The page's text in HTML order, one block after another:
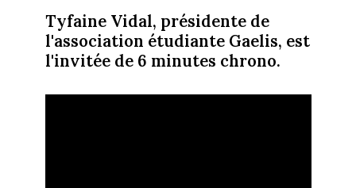
Tyfaine Vidal, présidente de
l'association étudiante Gaelis, est
l'invitée de 6 minutes chrono.